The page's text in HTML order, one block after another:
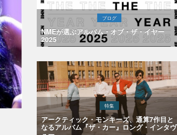
ブログ
NMEが選ぶアルバム・オブ・ザ・イヤー
2025
特集
アークティック・モンキーズ、通算7作目と
なるアルバム『ザ・カー』ロング・インタヴ